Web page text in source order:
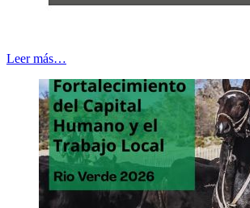
Leer más…